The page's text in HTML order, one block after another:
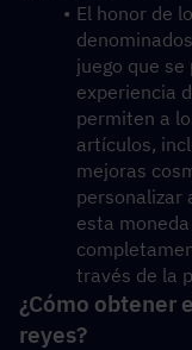
El honor de
juego que
experiencia
permiten a
artículos,
mejoras
personalizar
esta
través de la
¿Cómo obtener
reyes?